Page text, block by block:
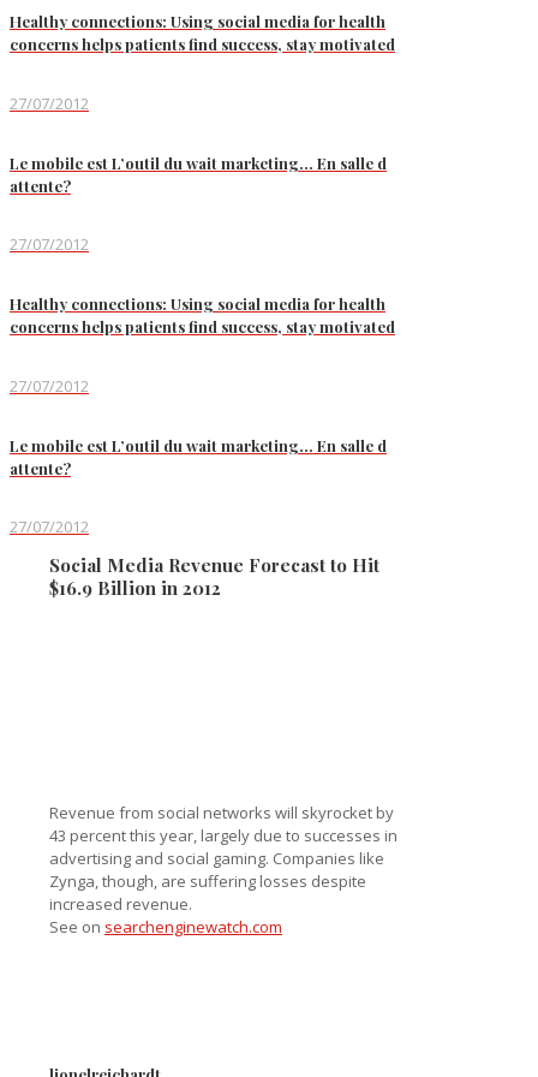
Healthy connections: Using social media for health
concerns helps patients find success, stay motivated
27/07/2012
Le mobile est L’outil du wait marketing… En salle d
attente?
27/07/2012
Healthy connections: Using social media for health
concerns helps patients find success, stay motivated
27/07/2012
Le mobile est L’outil du wait marketing… En salle d
attente?
27/07/2012
Social Media Revenue Forecast to Hit
$16.9 Billion in 2012
Revenue from social networks will skyrocket by
43 percent this year, largely due to successes in
advertising and social gaming. Companies like
Zynga, though, are suffering losses despite
increased revenue.
See on searchenginewatch.com